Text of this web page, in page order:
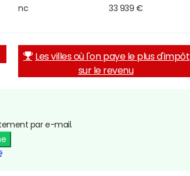
nc 33 939 €
Les villes où l'on paye le plus d'impôt
sur le revenu
par e-mail.